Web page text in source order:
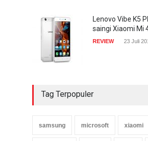
Lenovo Vibe K5
saingi Xiaomi Mi
REVIEW 23 Juli
Tag Terpopuler
samsung microsoft xiaomi